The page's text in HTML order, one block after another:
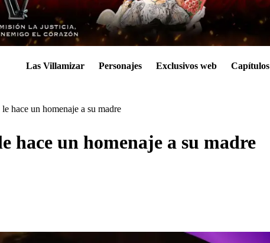
Las Villamizar Personajes Exclusivos web Capítulos
hace un homenaje a su madre
hace un homenaje a su madre